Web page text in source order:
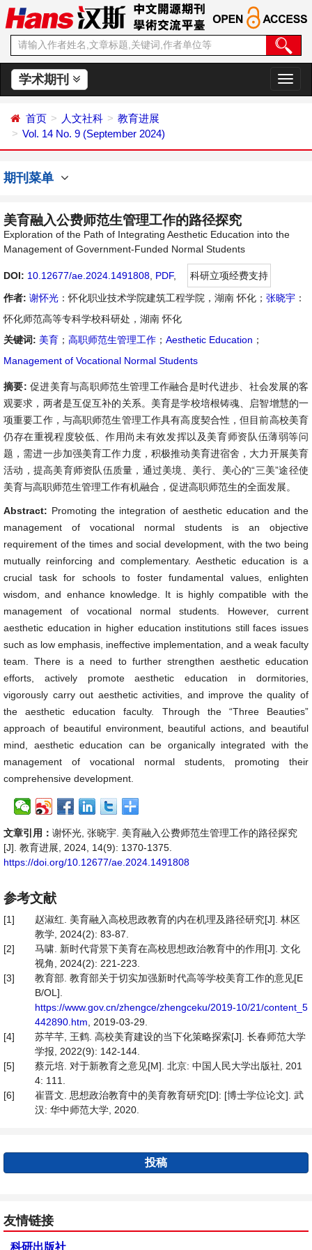
学术期刊
切
换
首页 人文社科
教育进展
Vol. 14 No. 9 (September 2024)
期刊菜单
美育融入公费师范生管理工作的路径探究
Exploration of the Path of Integrating Aesthetic Education into the
Management of Government-Funded Normal Students
DOI: 10.12677/ae.2024.1491808 PDF,
科研立项经费支持
作者: 谢怀光 ：怀化职业技术学院建筑工程学院，湖南 怀化； 张晓宇 ：
怀化师范高等专科学校科研处，湖南 怀化
关键词: 美育 ； 高职师范生管理工作 ； Aesthetic Education ；
Management of Vocational Normal Students
摘要: 促进美育与高职师范生管理工作融合是时代进步、社会发展的客
观要求，两者是互促互补的关系。美育是学校培根铸魂、启智增慧的一
项重要工作，与高职师范生管理工作具有高度契合性，但目前高校美育
仍存在重视程度较低、作用尚未有效发挥以及美育师资队伍薄弱等问
题，需进一步加强美育工作力度，积极推动美育进宿舍，大力开展美育
活动，提高美育师资队伍质量，通过美境、美行、美心的“三美”途径使
美育与高职师范生管理工作有机融合，促进高职师范生的全面发展。
Abstract: Promoting the integration of aesthetic education and the
management of vocational normal students is an objective
requirement of the times and social development, with the two being
mutually reinforcing and complementary. Aesthetic education is a
crucial task for schools to foster fundamental values, enlighten
wisdom, and enhance knowledge. It is highly compatible with the
management of vocational normal students. However, current
aesthetic education in higher education institutions still faces issues
such as low emphasis, ineffective implementation, and a weak faculty
team. There is a need to further strengthen aesthetic education
efforts, actively promote aesthetic education in dormitories,
vigorously carry out aesthetic activities, and improve the quality of
the aesthetic education faculty. Through the “Three Beauties”
approach of beautiful environment, beautiful actions, and beautiful
mind, aesthetic education can be organically integrated with the
management of vocational normal students, promoting their
comprehensive development.
文章引用： 谢怀光, 张晓宇. 美育融入公费师范生管理工作的路径探究
[J]. 教育进展, 2024, 14(9): 1370-1375.
https://doi.org/10.12677/ae.2024.1491808
参考文献
[1]
赵淑红. 美育融入高校思政教育的内在机理及路径研究[J]. 林区
教学, 2024(2): 83-87.
[2]
马啸. 新时代背景下美育在高校思想政治教育中的作用[J]. 文化
视角, 2024(2): 221-223.
[3]
教育部. 教育部关于切实加强新时代高等学校美育工作的意见[E
B/OL].
https://www.gov.cn/zhengce/zhengceku/2019-10/21/content_5
442890.htm , 2019-03-29.
[4]
苏芊芊, 王鹤. 高校美育建设的当下化策略探索[J]. 长春师范大学
学报, 2022(9): 142-144.
[5]
蔡元培. 对于新教育之意见[M]. 北京: 中国人民大学出版社, 201
4: 111.
[6]
崔晋文. 思想政治教育中的美育教育研究[D]: [博士学位论文]. 武
汉: 华中师范大学, 2020.
投稿
友情链接
科研出版社